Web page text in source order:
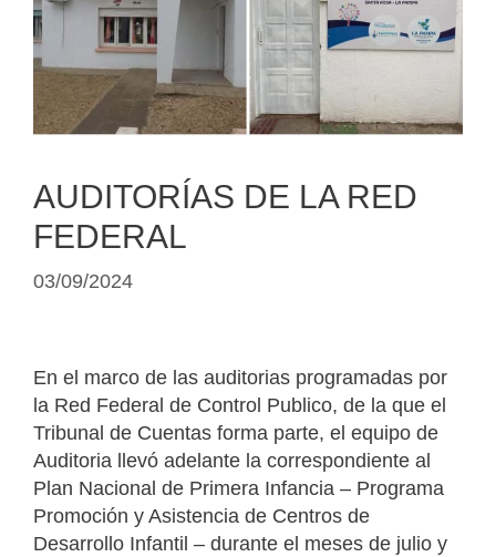
AUDITORÍAS DE LA RED
FEDERAL
03/09/2024
En el marco de las auditorias programadas por
la Red Federal de Control Publico, de la que el
Tribunal de Cuentas forma parte, el equipo de
Auditoria llevó adelante la correspondiente al
Plan Nacional de Primera Infancia – Programa
Promoción y Asistencia de Centros de
Desarrollo Infantil – durante el meses de julio y